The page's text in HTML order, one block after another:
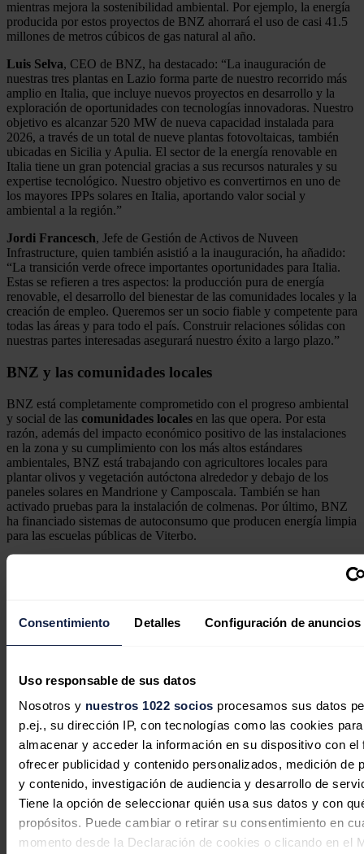
Consentimiento Detalles Configuración de anuncios
Uso responsable de sus datos
Nosotros y nuestros 1022 socios procesamos sus datos
p.ej., su dirección IP, con tecnologías como las cookies para
almacenar y acceder la información en su dispositivo con el
ofrecer publicidad y contenido personalizados, medición de
y contenido, investigación de audiencia y desarrollo de
Tiene la opción de seleccionar quién usa sus datos y con
propósitos. Puede cambiar o retirar su consentimiento en
momento desde la Declaración de cookies o clicando en el
mientras mejora la sostenibilidad ambiental. Por ejemplo, la energía
producida por estos proyectos de BNZ ahorrará el uso de casi 41.5
millones de metros cúbicos de gas natural al año.
Luis Selva, CEO de BNZ, ha destacado: “La inauguración de
nuestras tres plantas en Lazio forma parte de nuestro recorrido más
amplio en Italia, que incluye nuevos proyectos en desarrollo y la
exploración de oportunidades con tecnologías innovadoras. Nuestro
objetivo es alcanzar 520 MW de nueva capacidad instalada para
2026, a través de un total de nueve plantas fotovoltaicas, también
ubicadas en Sicilia y Apulia. El sector de la energía renovable en
Italia tiene un gran potencial gracias a sus recursos naturales y su
expertise tecnológico. Nuestro objetivo es convertirnos en uno de
los mayores IPPs solares en Italia, aportando valor social y
ambiental a la región.”
Jordi Francesch, Jefe de Gestión de Activos de Nuveen
Infrastructure, quien también asistió a la inauguración, ha añadido:
“La transición verde ofrece importantes oportunidades para Italia.
Estas se refieren a tres aspectos: la producción pura de energía
renovable, el desarrollo del bienestar de las comunidades locales y la
creación de empleo. Queremos ser un socio fiable y competente para
todas las áreas y para todo el país. Construir relaciones sólidas con
nuestras partes interesadas asegurará nuestro éxito a largo plazo.”
BNZ y las comunidades locales
BNZ está completamente comprometido con el progreso ambiental
y social de las comunidades locales en las que opera. Por esta
razón, además del impacto económico positivo de las instalaciones
en la zona y su cumplimiento con los más altos estándares
ambientales, BNZ está trabajando con agricultores locales para
plantar olivos y vegetación autóctona alrededor y debajo de los
paneles solares en Mandrione y Camposcala. También se han
activado pruebas para la instalación de colmenas. Por último, BNZ
ha financiado sistemas de autoconsumo que producen energía limpia
para las escuelas públicas de Viterbo.
Noticias relacionadas
Solaria logra la DIA favorable para
su proyecto fotovoltaico de 600 MW